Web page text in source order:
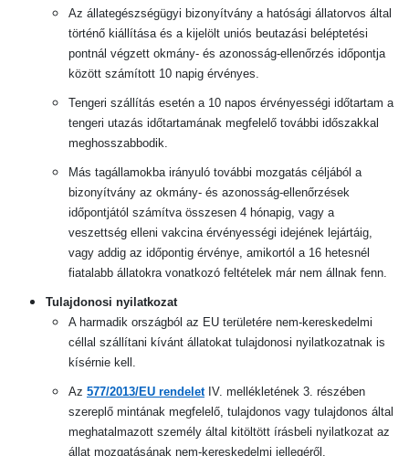
Az állategészségügyi bizonyítvány a hatósági állatorvos által
történő kiállítása és a kijelölt uniós beutazási beléptetési
pontnál végzett okmány- és azonosság-ellenőrzés időpontja
között számított 10 napig érvényes.
Tengeri szállítás esetén a 10 napos érvényességi időtartam a
tengeri utazás időtartamának megfelelő további időszakkal
meghosszabbodik.
Más tagállamokba irányuló további mozgatás céljából a
bizonyítvány az okmány- és azonosság-ellenőrzések
időpontjától számítva összesen 4 hónapig, vagy a
veszettség elleni vakcina érvényességi idejének lejártáig,
vagy addig az időpontig érvénye, amikortól a 16 hetesnél
fiatalabb állatokra vonatkozó feltételek már nem állnak fenn.
Tulajdonosi nyilatkozat
A harmadik országból az EU területére nem-kereskedelmi
céllal szállítani kívánt állatokat tulajdonosi nyilatkozatnak is
kísérnie kell.
Az 577/2013/EU rendelet IV. mellékletének 3. részében
szereplő mintának megfelelő, tulajdonos vagy tulajdonos által
meghatalmazott személy által kitöltött írásbeli nyilatkozat az
állat mozgatásának nem-kereskedelmi jellegéről.